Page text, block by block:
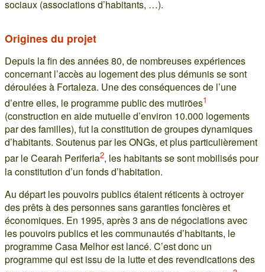
sociaux (associations d’habitants, …).
Origines du projet
Depuis la fin des années 80, de nombreuses expériences
concernant l’accès au logement des plus démunis se sont
déroulées à Fortaleza. Une des conséquences de l’une
d’entre elles, le programme public des mutirões1
(construction en aide mutuelle d’environ 10.000 logements
par des familles), fut la constitution de groupes dynamiques
d’habitants. Soutenus par les ONGs, et plus particulièrement
par le Cearah Periferia2, les habitants se sont mobilisés pour
la constitution d’un fonds d’habitation.
Au départ les pouvoirs publics étaient réticents à octroyer
des prêts à des personnes sans garanties foncières et
économiques. En 1995, après 3 ans de négociations avec
les pouvoirs publics et les communautés d’habitants, le
programme Casa Melhor est lancé. C’est donc un
programme qui est issu de la lutte et des revendications des